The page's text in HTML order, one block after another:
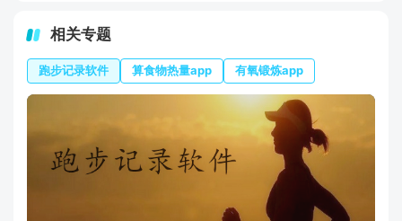
相关专题
跑步记录软件 算食物热量app 有氧锻炼app